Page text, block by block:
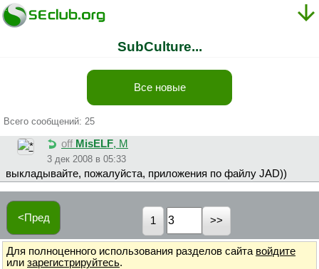
SubCulture...
Все новые
Всего сообщений: 25
off MisELF, М
3 дек 2008 в 05:33
выкладывайте, пожалуйста, приложения по файлу JAD))
<Пред 1
Для полноценного использования разделов сайта войдите
или зарегистрируйтесь.